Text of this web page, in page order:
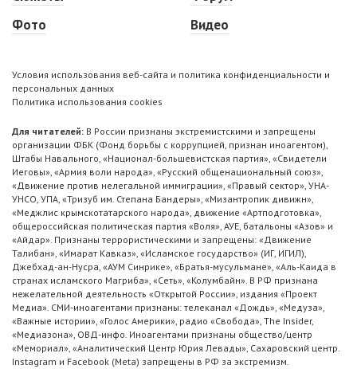
Фото
Видео
Условия использования веб-сайта и политика конфиденциальности и
персональных данных
Политика использования cookies
Для читателей: В России признаны экстремистскими и запрещены
организации ФБК (Фонд борьбы с коррупцией, признан иноагентом),
Штабы Навального, «Национал-большевистская партия», «Свидетели
Иеговы», «Армия воли народа», «Русский общенациональный союз»,
«Движение против нелегальной иммиграции», «Правый сектор», УНА-
УНСО, УПА, «Тризуб им. Степана Бандеры», «Мизантропик дивижн»,
«Меджлис крымскотатарского народа», движение «Артподготовка»,
общероссийская политическая партия «Воля», АУЕ, батальоны «Азов» и
«Айдар». Признаны террористическими и запрещены: «Движение
Талибан», «Имарат Кавказ», «Исламское государство» (ИГ, ИГИЛ),
Джебхад-ан-Нусра, «АУМ Синрике», «Братья-мусульмане», «Аль-Каида в
странах исламского Магриба», «Сеть», «Колумбайн». В РФ признана
нежелательной деятельность «Открытой России», издания «Проект
Медиа». СМИ-иноагентами признаны: телеканал «Дождь», «Медуза»,
«Важные истории», «Голос Америки», радио «Свобода», The Insider,
«Медиазона», ОВД-инфо. Иноагентами признаны общество/центр
«Мемориал», «Аналитический Центр Юрия Левады», Сахаровский центр.
Instagram и Facebook (Metа) запрещены в РФ за экстремизм.